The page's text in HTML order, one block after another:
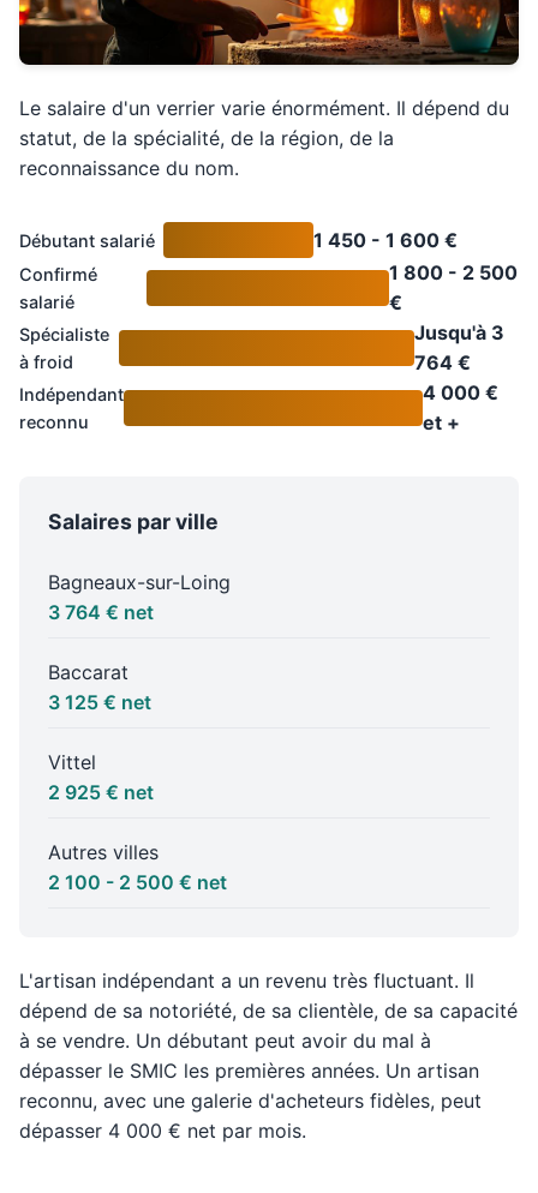
Le salaire d'un verrier varie énormément. Il dépend du
statut, de la spécialité, de la région, de la
reconnaissance du nom.
Débutant salarié 1 450 - 1 600 €
Confirmé
salarié
1 800 - 2 500
€
Spécialiste
à froid
Jusqu'à 3
764 €
Indépendant
reconnu
4 000 €
et +
Salaires par ville
Bagneaux-sur-Loing
3 764 € net
Baccarat
3 125 € net
Vittel
2 925 € net
Autres villes
2 100 - 2 500 € net
L'artisan indépendant a un revenu très fluctuant. Il
dépend de sa notoriété, de sa clientèle, de sa capacité
à se vendre. Un débutant peut avoir du mal à
dépasser le SMIC les premières années. Un artisan
reconnu, avec une galerie d'acheteurs fidèles, peut
dépasser 4 000 € net par mois.